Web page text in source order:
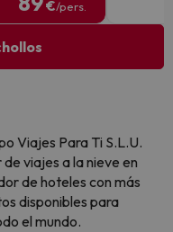
€/pers.
Viajes Para Ti S.L.U.
viajes a la nieve en
de hoteles con más
disponibles para
el mundo.